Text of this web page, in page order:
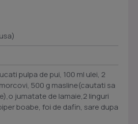
pulpa de pui, 100 ml ulei, 2
500 g masline(cautati sa
jumatate de lamaie,2 linguri
boabe, foi de dafin, sare dupa